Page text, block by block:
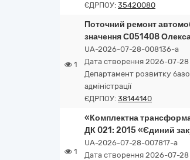
ЄДРПОУ: 35420080
1
Поточний ремонт
значення С051408
UA-2026-07-28-008136-a
Дата створення 2026-07-28
Департамент розвитку
адміністрації
ЄДРПОУ: 38144140
1
«Комплектна
ДК 021: 2015 «Єдиний
UA-2026-07-28-007817-a
Дата створення 2026-07-28